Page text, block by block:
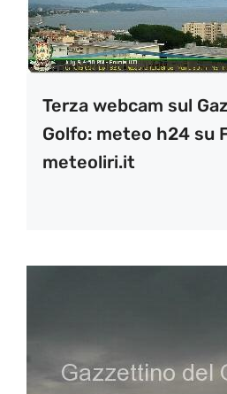
Terza webcam sul
Golfo: meteo h24 su
meteoliri.it